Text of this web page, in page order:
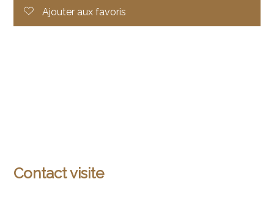
Ajouter aux favoris
Contact visite